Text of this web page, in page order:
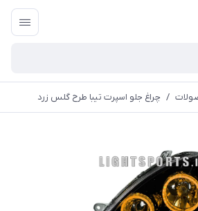
/ چراغ جلو اسپرت تیبا طرح گلس زرد